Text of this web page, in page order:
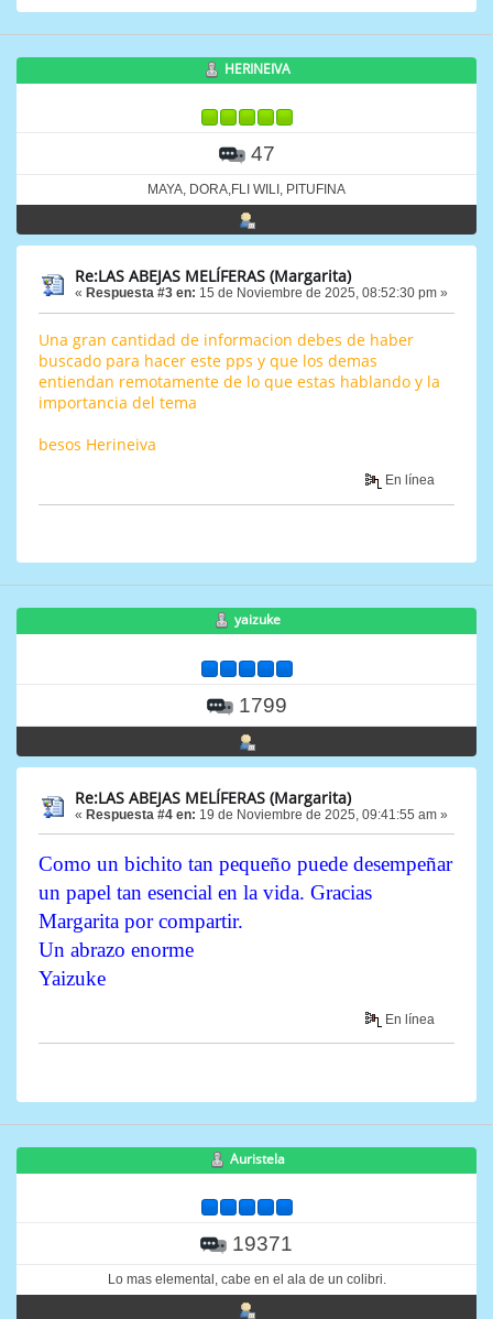
HERINEIVA
47
MAYA, DORA,FLI WILI, PITUFINA
Re:LAS ABEJAS MELÍFERAS (Margarita)
« Respuesta #3 en: 15 de Noviembre de 2025, 08:52:30 pm »
Una gran cantidad de informacion debes de haber
buscado para hacer este pps y que los demas
entiendan remotamente de lo que estas hablando y la
importancia del tema
besos Herineiva
En línea
yaizuke
1799
Re:LAS ABEJAS MELÍFERAS (Margarita)
« Respuesta #4 en: 19 de Noviembre de 2025, 09:41:55 am »
Como un bichito tan pequeño puede desempeñar
un papel tan esencial en la vida. Gracias
Margarita por compartir.
Un abrazo enorme
Yaizuke
En línea
Auristela
19371
Lo mas elemental, cabe en el ala de un colibri.